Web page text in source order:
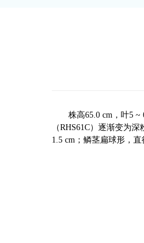
株高65.0 cm ，叶5 ~
（RHS61C）逐渐变为深
1.5 cm ； 鳞茎扁球形，直